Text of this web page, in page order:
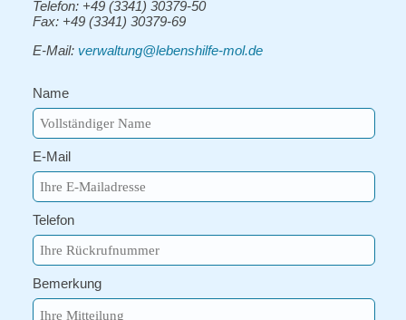
Telefon: +49 (3341) 30379-50
Fax: +49 (3341) 30379-69
E-Mail: verwaltung@lebenshilfe-mol.de
Name
E-Mail
Telefon
Bemerkung